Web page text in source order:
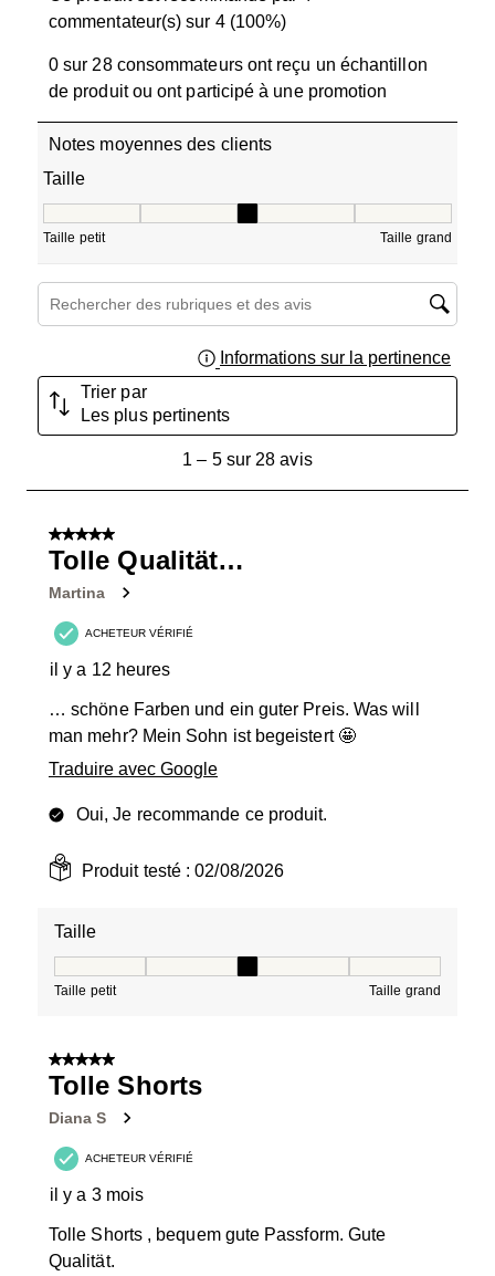
commentateur(s) sur 4 (100%)
0 sur 28 consommateurs ont reçu un échantillon
de produit ou ont participé à une promotion
Notes moyennes des clients
Taille
Taille petit Taille grand
Zone de recherche de sujet et d'avis
Informations sur la pertinence
Trier par
Les plus pertinents
sur
avis.
1 – 5 sur 28 avis
5 sur 5 étoiles.
Tolle Qualität…
Martina
ACHETEUR VÉRIFIÉ
il y a 12 heures
… schöne Farben und ein guter Preis. Was will
man mehr? Mein Sohn ist begeistert 🤩
Traduire avec Google
Oui, Je recommande ce produit.
Produit testé :02/08/2026
Taille
Taille petit Taille grand
5 sur 5 étoiles.
Tolle Shorts
Diana S
ACHETEUR VÉRIFIÉ
il y a 3 mois
Tolle Shorts , bequem gute Passform. Gute
Qualität.